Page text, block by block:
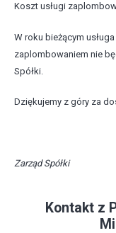
Koszt usługi
W roku bieżącym
zaplombowaniem nie
Spółki.
Dziękujemy z góry za
Zarząd Spółki
Kontakt z